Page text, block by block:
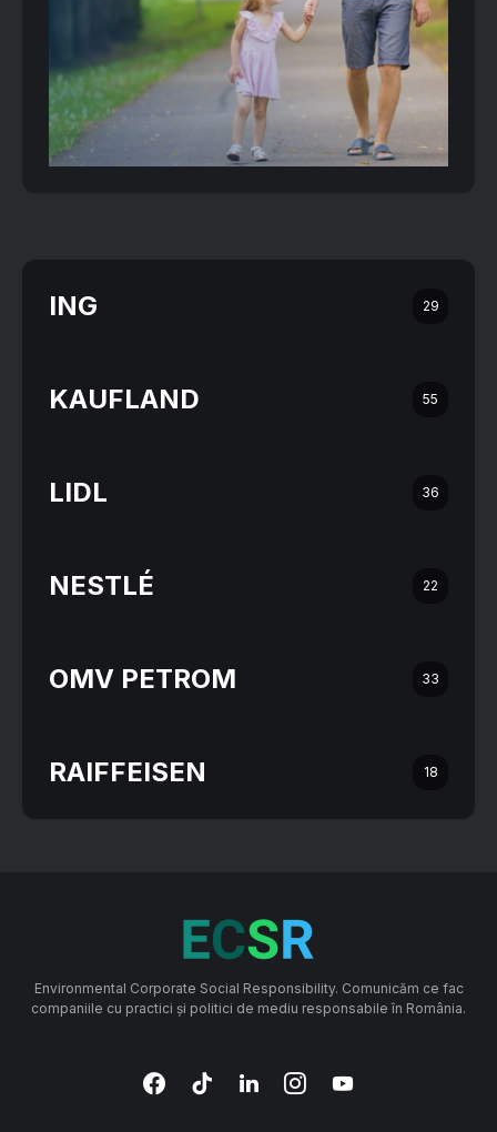
ING 29
KAUFLAND 55
LIDL 36
NESTLÉ 22
OMV PETROM 33
RAIFFEISEN 18
Environmental Corporate Social Responsibility. Comunicăm ce fac
companiile cu practici și politici de mediu responsabile în România.